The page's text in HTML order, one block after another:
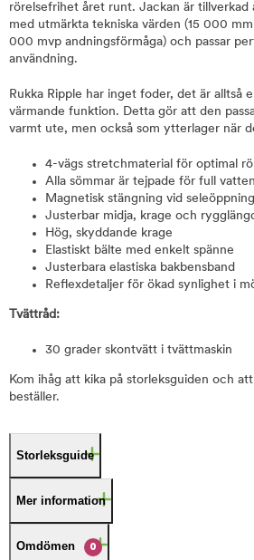
rörelsefrihet året runt. Jackan är tillverkad
med utmärkta tekniska värden (15 000
000 mvp andningsförmåga) och passar
användning.
Rukka Ripple har inget foder, det är alltså
värmande funktion. Detta gör att den
varmt ute, men också som ytterlager när
4-vägs stretchmaterial för optimal
Alla sömmar är tejpade för full
Magnetisk stängning vid
Justerbar midja, krage och
Hög, skyddande krage
Elastiskt bälte med enkelt spänne
Justerbara elastiska bakbensband
Reflexdetaljer för ökad synlighet i
Tvättråd:
30 grader skontvätt i tvättmaskin
Kom ihåg att kika på storleksguiden och
beställer.
Storleksguide
Mer information
Omdömen 0